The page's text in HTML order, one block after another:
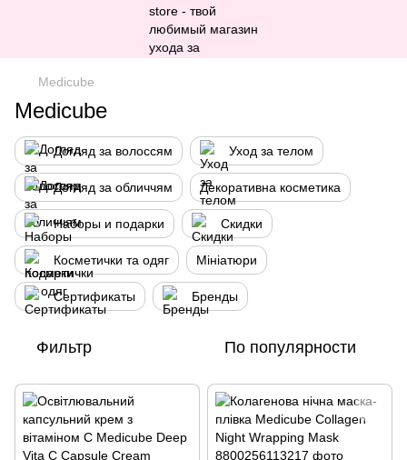
Medicube
Medicube
Догляд за волоссям Уход за телом
Догляд за обличчям Декоративна косметика
Наборы и подарки Скидки
Косметички та одяг Мініатюри
Сертификаты Бренды
Фильтр По популярности